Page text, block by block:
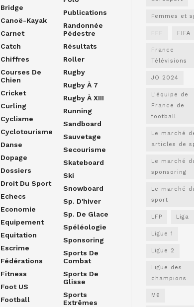
Bridge
Canoë-Kayak
Carnet
Catch
Chiffres
Courses De
Chien
Cricket
Curling
Cyclisme
Cyclotourisme
Danse
Dopage
Dossiers
Droit Du Sport
Echecs
Economie
Equipement
Equitation
Escrime
Fédérations
Fitness
Foot US
Football
Publications
Randonnée
Pédestre
Résultats
Roller
Rugby
Rugby À 7
Rugby À XIII
Running
Sandboard
Sauvetage
Secourisme
Skateboard
Ski
Snowboard
Sp. D'hiver
Sp. De Glace
Spéléologie
Sponsoring
Sports De
Combat
Sports De
Glisse
Sports
Extrêmes
Femmes et
FFF FIFA
France
Télévisions
JO 2024
L'équipe de
France de
football
Le marché
articles de
Le marché
sponsoring
Le marché
sport
LFP Liga
Ligue 1
Ligue 2
Ligue des
champions
M6